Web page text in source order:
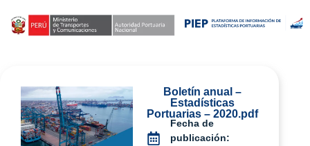
Boletín anual –
Estadísticas
Portuarias – 2020.pdf
Fecha de
publicación: